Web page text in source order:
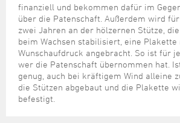
finanziell und bekommen dafür im
über die Patenschaft. Außerdem wird
zwei Jahren an der hölzernen Stütze,
beim Wachsen stabilisiert, eine
Wunschaufdruck angebracht. So ist für
wer die Patenschaft übernommen hat.
genug, auch bei kräftigem Wind alleine
die Stützen abgebaut und die Plakette
befestigt.